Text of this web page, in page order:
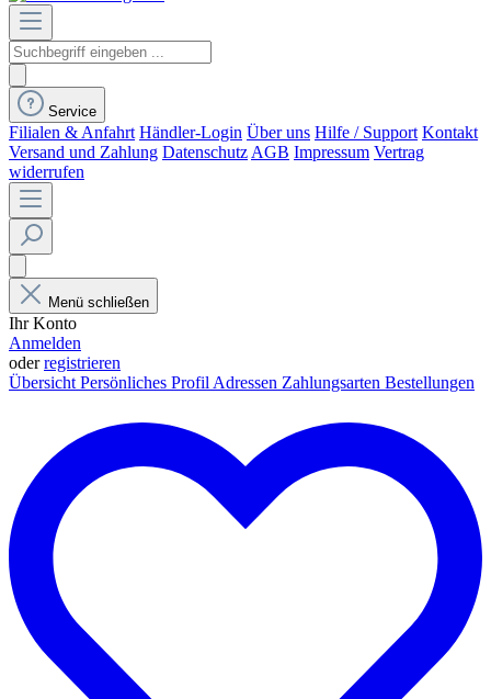
Service
Filialen & Anfahrt Händler-Login Über uns Hilfe / Support Kontakt
Versand und Zahlung Datenschutz AGB Impressum Vertrag
widerrufen
Menü schließen
Ihr Konto
Anmelden
oderregistrieren
Übersicht Persönliches Profil Adressen Zahlungsarten Bestellungen